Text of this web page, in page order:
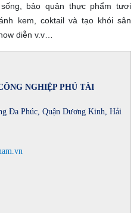
bảo quản thực phẩm tươi
kem, coktail và tạo khói sân
diễn v.v…
NGHIỆP PHÚ TÀI
Đa Phúc, Quận Dương Kinh, Hải